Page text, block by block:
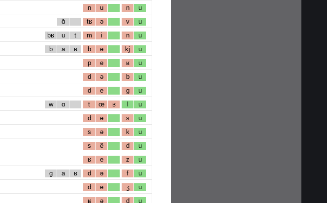
n u n u
ɑ̃ tʁ ə v u
bʁ u t m i n u
b a ʁ b ə kj u
p e ʁ u
d ə b u
d e g u
w ɑ t œ ʁ l u
d ə s u
s ə k u
s ẽ d u
ʁ e z u
g a ʁ d ə f u
d e ʒ u
ʁ ə d u